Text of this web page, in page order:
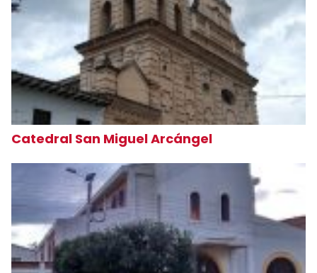
Catedral San Miguel Arcángel